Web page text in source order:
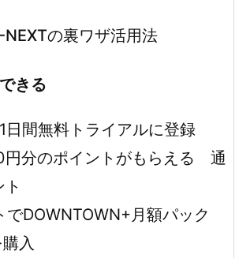
NEXTの裏ワザ活用法
きる
日間無料トライアルに登録
円分のポイントがもらえる 通
でDOWNTOWN+月額パック
入